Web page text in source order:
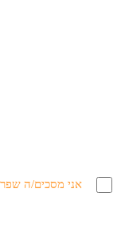
אני מסכים/ה